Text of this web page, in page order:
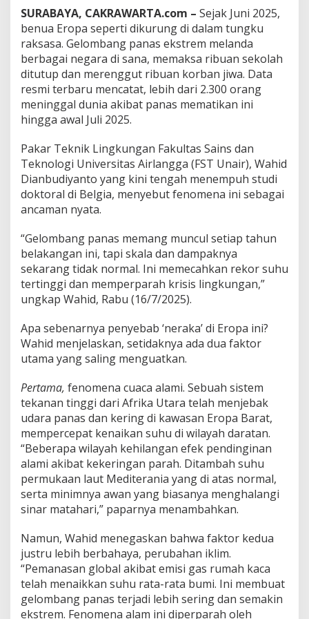
a
k
a
’
,
I
n
d
s
i
a
e
n
c
a
m
M
y
s
?
SURABAYA, CAKRAWARTA.com – Sejak Juni 2025,
benua Eropa seperti dikurung di dalam tungku
raksasa. Gelombang panas ekstrem melanda
berbagai negara di sana, memaksa ribuan sekolah
ditutup dan merenggut ribuan korban jiwa. Data
resmi terbaru mencatat, lebih dari 2.300 orang
meninggal dunia akibat panas mematikan ini
hingga awal Juli 2025.
Pakar Teknik Lingkungan Fakultas Sains dan
Teknologi Universitas Airlangga (FST Unair), Wahid
Dianbudiyanto yang kini tengah menempuh studi
doktoral di Belgia, menyebut fenomena ini sebagai
ancaman nyata.
“Gelombang panas memang muncul setiap tahun
belakangan ini, tapi skala dan dampaknya
sekarang tidak normal. Ini memecahkan rekor suhu
tertinggi dan memperparah krisis lingkungan,”
ungkap Wahid, Rabu (16/7/2025).
Apa sebenarnya penyebab ‘neraka’ di Eropa ini?
Wahid menjelaskan, setidaknya ada dua faktor
utama yang saling menguatkan.
Pertama, fenomena cuaca alami. Sebuah sistem
tekanan tinggi dari Afrika Utara telah menjebak
udara panas dan kering di kawasan Eropa Barat,
mempercepat kenaikan suhu di wilayah daratan.
“Beberapa wilayah kehilangan efek pendinginan
alami akibat kekeringan parah. Ditambah suhu
permukaan laut Mediterania yang di atas normal,
serta minimnya awan yang biasanya menghalangi
sinar matahari,” paparnya menambahkan.
Namun, Wahid menegaskan bahwa faktor kedua
justru lebih berbahaya, perubahan iklim.
“Pemanasan global akibat emisi gas rumah kaca
telah menaikkan suhu rata-rata bumi. Ini membuat
gelombang panas terjadi lebih sering dan semakin
ekstrem. Fenomena alam ini diperparah oleh